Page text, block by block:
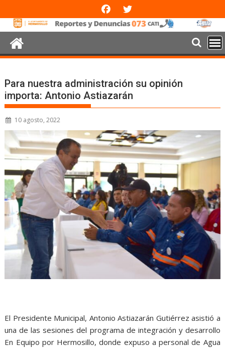
Para nuestra administración su opinión
importa: Antonio Astiazarán
10 agosto, 2022
El Presidente Municipal, Antonio Astiazarán Gutiérrez asistió a
una de las sesiones del programa de integración y desarrollo
En Equipo por Hermosillo, donde expuso a personal de Agua